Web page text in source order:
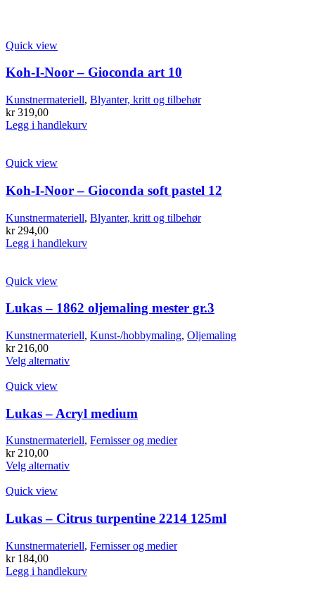
Quick view
Koh-I-Noor – Gioconda art 10
Kunstnermateriell, Blyanter, kritt og tilbehør
kr319,00
Legg i handlekurv
Quick view
Koh-I-Noor – Gioconda soft pastel 12
Kunstnermateriell, Blyanter, kritt og tilbehør
kr294,00
Legg i handlekurv
Quick view
Lukas – 1862 oljemaling mester gr.3
Kunstnermateriell, Kunst-/hobbymaling, Oljemaling
kr216,00
Velg alternativDette
varianter.
Alternativene
kan
velges
på
produktsiden
Quick view
Lukas – Acryl medium
Kunstnermateriell, Fernisser og medier
kr210,00
Velg alternativDette
varianter.
Alternativene
kan
velges
på
produktsiden
Quick view
Lukas – Citrus turpentine 2214 125ml
Kunstnermateriell, Fernisser og medier
kr184,00
Legg i handlekurv